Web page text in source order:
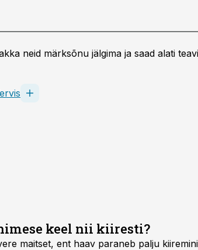
neid märksõnu jälgima ja saad alati
keel nii kiiresti?
maitset, ent haav paraneb palju